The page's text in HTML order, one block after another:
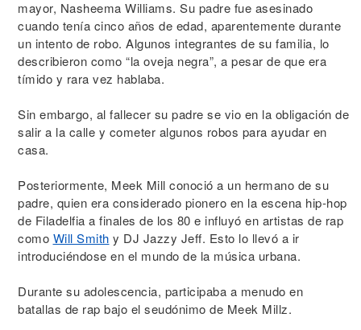
mayor, Nasheema Williams. Su padre fue asesinado
cuando tenía cinco años de edad, aparentemente durante
un intento de robo. Algunos integrantes de su familia, lo
describieron como “la oveja negra”, a pesar de que era
tímido y rara vez hablaba.
Sin embargo, al fallecer su padre se vio en la obligación de
salir a la calle y cometer algunos robos para ayudar en
casa.
Posteriormente, Meek Mill conoció a un hermano de su
padre, quien era considerado pionero en la escena hip-hop
de Filadelfia a finales de los 80 e influyó en artistas de rap
como Will Smith y DJ Jazzy Jeff. Esto lo llevó a ir
introduciéndose en el mundo de la música urbana.
Durante su adolescencia, participaba a menudo en
batallas de rap bajo el seudónimo de Meek Millz.